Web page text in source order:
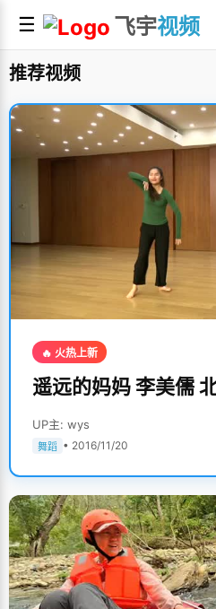
☰ 飞宇视频
推荐视频
🔥 火热上新
遥远的妈妈 李美儒
UP主: wys
舞蹈 • 2016/11/20